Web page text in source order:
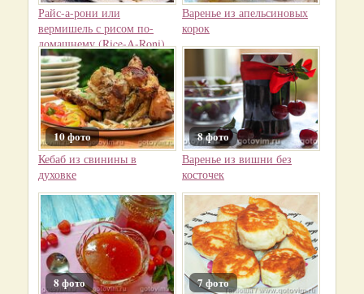
Райс-а-рони или
вермишель с рисом по-
домашнему (Rice-A-Roni)
Варенье из апельсиновых
корок
10 фото
Кебаб из свинины в
духовке
8 фото
Варенье из вишни без
косточек
8 фото 7 фото